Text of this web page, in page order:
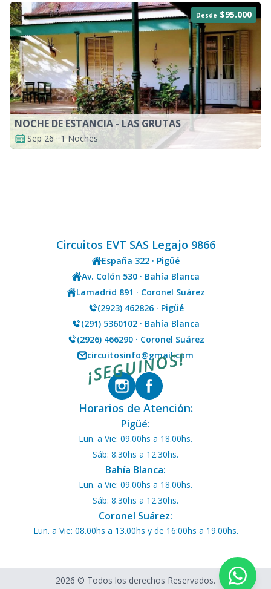
Desde $95.000
NOCHE DE ESTANCIA - LAS GRUTAS
Sep 26 · 1 Noches
Horarios de Atención:
Pigüé:
Lun. a Vie: 09.00hs a 18.00hs.
Sáb: 8.30hs a 12.30hs.
Bahía Blanca:
Lun. a Vie: 09.00hs a 18.00hs.
Sáb: 8.30hs a 12.30hs.
Coronel Suárez:
Lun. a Vie: 08.00hs a 13.00hs y de 16:00hs a 19.00hs.
¡SEGUINOS!
Circuitos EVT SAS Legajo 9866
España 322 · Pigüé
Av. Colón 530 · Bahía Blanca
Lamadrid 891 · Coronel Suárez
(2923) 462826 · Pigüé
(291) 5360102 · Bahía Blanca
(2926) 466290 · Coronel Suárez
circuitosinfo@gmail.com
2026 © Todos los derechos Reservados.